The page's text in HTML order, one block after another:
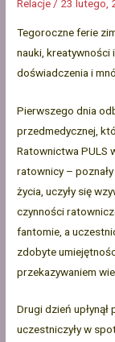
Relacje / 23 lutego,
Tegoroczne ferie
nauki, kreatywności
doświadczenia i
Pierwszego dnia
przedmedycznej,
Ratownictwa PULS
ratownicy –
życia, uczyły się
czynności
fantomie, a
zdobyte
przekazywaniem
Drugi dzień
uczestniczyły w